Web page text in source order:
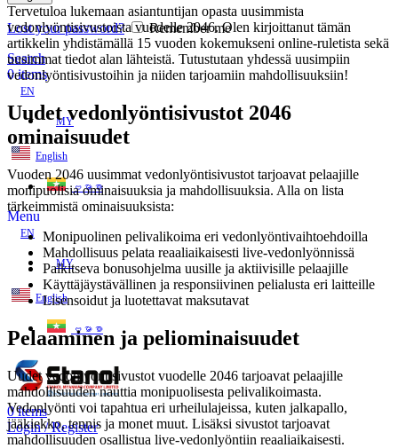
Lost your password?
Remember me
Search
0items
EN
MY
English
ဗမာစာ
Menu
EN
MY
English
ဗမာစာ
0items
Login / Register
Tervetuloa lukemaan asiantuntijan opasta uusimmista
vedonlyöntisivustoista vuodelle 2046. Olen kirjoittanut tämän
artikkelin yhdistämällä 15 vuoden kokemukseni online-ruletista sekä
uusimmat tiedot alan lähteistä. Tutustutaan yhdessä uusimpiin
vedonlyöntisivustoihin ja niiden tarjoamiin mahdollisuuksiin!
Uudet vedonlyöntisivustot 2046
ominaisuudet
Vuoden 2046 uusimmat vedonlyöntisivustot tarjoavat pelaajille
monipuolisia ominaisuuksia ja mahdollisuuksia. Alla on lista
tärkeimmistä ominaisuuksista:
Monipuolinen pelivalikoima eri vedonlyöntivaihtoehdoilla
Mahdollisuus pelata reaaliaikaisesti live-vedonlyönnissä
Palkitseva bonusohjelma uusille ja aktiivisille pelaajille
Käyttäjäystävällinen ja responsiivinen pelialusta eri laitteille
Lisensoidut ja luotettavat maksutavat
Pelaaminen ja peliominaisuudet
Uudet vedonlyöntisivustot vuodelle 2046 tarjoavat pelaajille
mahdollisuuden nauttia monipuolisesta pelivalikoimasta.
Vedonlyönti voi tapahtua eri urheilulajeissa, kuten jalkapallo,
jääkiekko, tennis ja monet muut. Lisäksi sivustot tarjoavat
mahdollisuuden osallistua live-vedonlyöntiin reaaliaikaisesti.